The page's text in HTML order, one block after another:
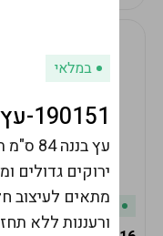
במלאי
במלאי
190151-עץ בננה 84ס"מ-תפוח
עץ
ירוקים גדולים
מתאים לעיצוב
ורעננות ללא